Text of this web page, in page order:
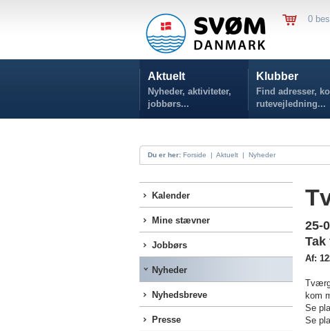
0
Aktuelt
Nyheder, aktiviteter,
jobbørs...
Klubber
Find adresser,
rutevejledning...
Du er her: Forside | Aktuelt | Nyheder
Kalender
Mine stævner
Jobbørs
Nyheder
Nyhedsbreve
Presse
25-
Tak
Af:
kom
Se
Se